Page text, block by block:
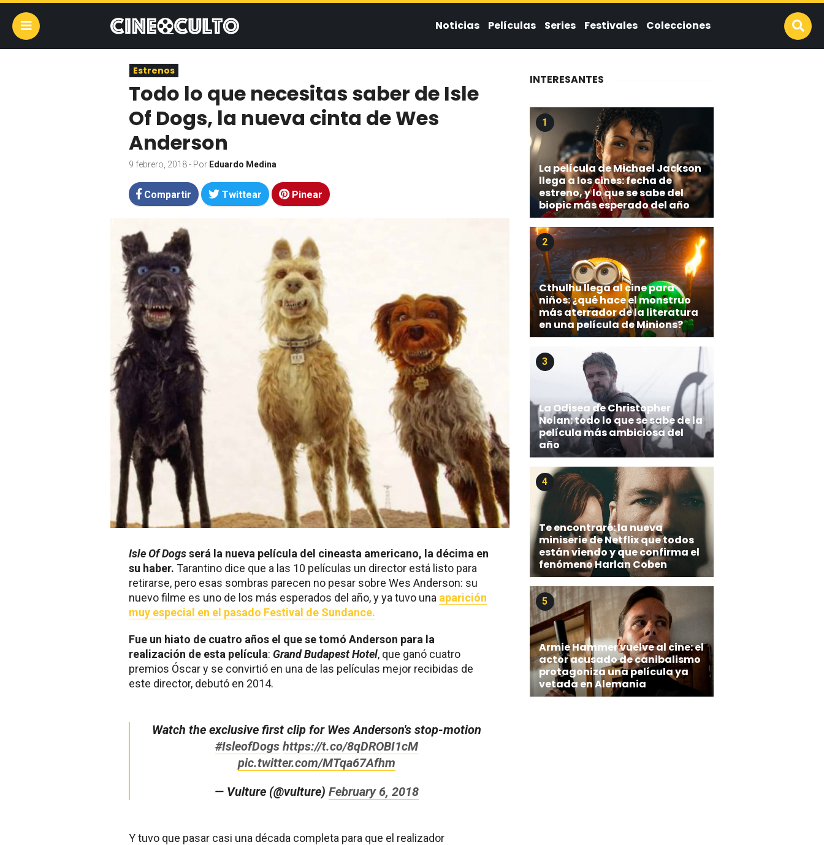
Noticias Películas Series Festivales Colecciones
Estrenos
Todo lo que necesitas saber de Isle
Of Dogs, la nueva cinta de Wes
Anderson
9 febrero, 2018- Por Eduardo Medina
Compartir Twittear Pinear
Isle Of Dogsserá la nueva película del cineasta americano, la décima en
su haber. Tarantino dice que a las 10 películas un director está listo para
retirarse, pero esas sombras parecen no pesar sobre Wes Anderson: su
nuevo filme es uno de los más esperados del año, y ya tuvo una aparición
muy especial en el pasado Festival de Sundance.
Fue un hiato de cuatro años el que se tomó Anderson para la
realización de esta película: Grand Budapest Hotel, que ganó cuatro
premios Óscar y se convirtió en una de las películas mejor recibidas de
este director, debutó en 2014.
Watch the exclusive first clip for Wes Anderson's stop-motion
#IsleofDogs https://t.co/8qDROBI1cM
pic.twitter.com/MTqa67Afhm
— Vulture (@vulture) February 6, 2018
Y tuvo que pasar casi una década completa para que el realizador
INTERESANTES
1
La película de Michael Jackson
llega a los cines: fecha de
estreno, y lo que se sabe del
biopic más esperado del año
2
Cthulhu llega al cine para
niños: ¿qué hace el monstruo
más aterrador de la literatura
en una película de Minions?
3
La Odisea de Christopher
Nolan: todo lo que se sabe de la
película más ambiciosa del
año
4
Te encontraré: la nueva
miniserie de Netflix que todos
están viendo y que confirma el
fenómeno Harlan Coben
5
Armie Hammer vuelve al cine: el
actor acusado de canibalismo
protagoniza una película ya
vetada en Alemania